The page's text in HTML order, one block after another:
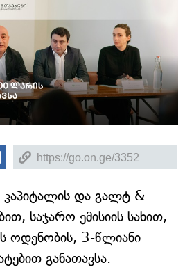
კაპიტალის და გალტ &
საჯარო ემისიის სახით,
ოდენობის, 3-წლიანი
განათავსა.